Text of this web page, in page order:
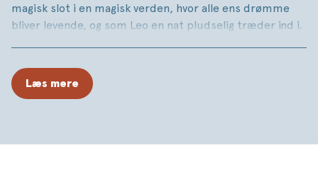
magisk slot i en magisk verden, hvor alle ens drømme
bliver levende, og som Leo en nat pludselig træder ind i.
til at gå i opfyldelse. Men hvad drømmer Alf selv om? Og
hvad gemmer der sig nede i slottets kælder?
Læs mere